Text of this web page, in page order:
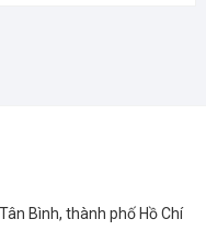
Bình, thành phố Hồ Chí